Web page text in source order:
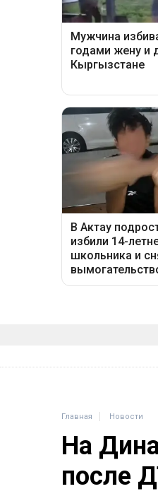
Главная Новости
На
после